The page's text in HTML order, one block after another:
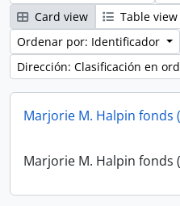
Card view
Table view
Ordenar por: Identificador
Dirección: Clasificación en
Marjorie M. Halpin fonds
Marjorie M. Halpin fonds